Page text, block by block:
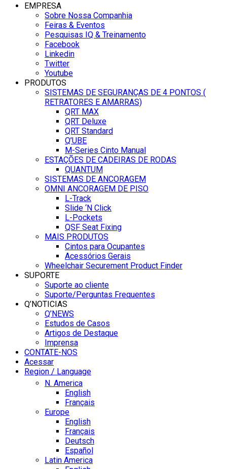
EMPRESA
Sobre Nossa Companhia
Feiras & Eventos
Pesquisas IQ & Treinamento
Facebook
Linkedin
Twitter
Youtube
PRODUTOS
SISTEMAS DE SEGURANÇAS DE 4 PONTOS (
RETRATORES E AMARRAS)
QRT MAX
QRT Deluxe
QRT Standard
Q’UBE
M-Series Cinto Manual
ESTAÇÕES DE CADEIRAS DE RODAS
QUANTUM
SISTEMAS DE ANCORAGEM
OMNI ANCORAGEM DE PISO
L-Track
Slide ‘N Click
L-Pockets
QSF Seat Fixing
MAIS PRODUTOS
Cintos para Ocupantes
Acessórios Gerais
Wheelchair Securement Product Finder
SUPORTE
Suporte ao cliente
Suporte/Perguntas Frequentes
Q’NOTICIAS
Q’NEWS
Estudos de Casos
Artigos de Destaque
Imprensa
CONTATE-NOS
Acessar
Region / Language
N. America
English
Français
Europe
English
Français
Deutsch
Español
Latin America